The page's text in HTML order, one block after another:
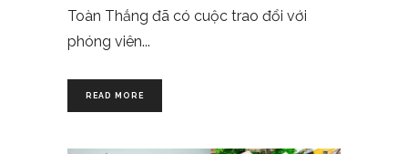
Toàn Thắng đã có cuộc trao đổi với
phóng viên
READ MORE